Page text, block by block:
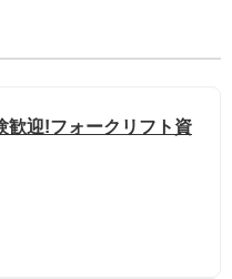
歓迎!フォークリフト資